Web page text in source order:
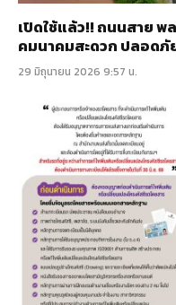
เปิดใช้แล้ว!! ถนนสาย พ
คมนาคมสะดวก ปลอดภั
29 มิถุนายน 2026 9:57 น.